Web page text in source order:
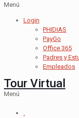
Menú
Login
PHIDIAS
PayGo
Office 365
Padres y
Empleados
Tour Virtual
Menú
.